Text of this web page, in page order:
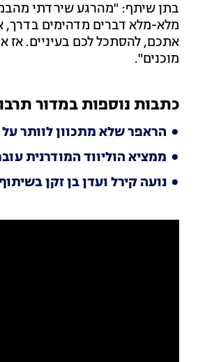
בתן שיתף: "מהרגע שירדתי
מלא-מלא דברים מדהימים בדרך,
אתכם, להסתכל לכם בעיניים. אז
מוכנים".
כתבות נוספות במדור
הראפר שלא מתכוון לוותר
ממציא הוליווד המודרנית
נועה קירל ועדן בן זקן